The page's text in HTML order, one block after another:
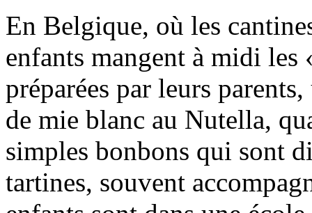
En Belgique, où les
enfants mangent à midi
préparées par leurs
de mie blanc au Nutella,
simples bonbons qui sont
tartines, souvent